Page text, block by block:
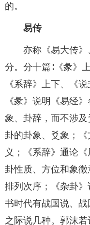
的。
易传
亦称《易大传》
分。分十篇∶《彖》
《系辞》上下、《
《彖》说明《易经
象、卦辞，而不涉
卦的卦象、爻象；
义；《系辞》通论
卦性质、方位和象
排列次序；《杂卦
书时代有战国说、
之际说几种。郭沫若